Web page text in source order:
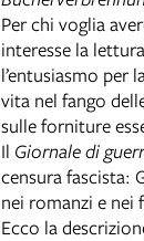
Per chi voglia
interesse la
l’entusiasmo per
vita nel fango
sulle forniture
Il Giornale di
censura fascista:
nei romanzi e nei
Ecco la